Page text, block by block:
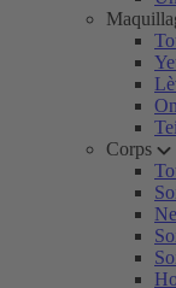
Corps